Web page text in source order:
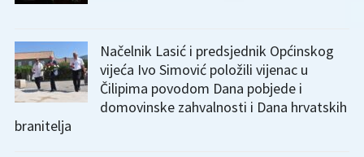
Načelnik Lasić i predsjednik Općinskog
vijeća Ivo Simović položili vijenac u
Čilipima povodom Dana pobjede i
domovinske zahvalnosti i Dana hrvatskih
branitelja